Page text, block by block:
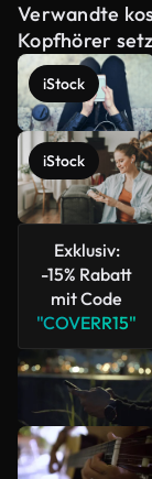
Verwandte
Kopfhörer
iStock
iStock
Exklusiv:
-15% Rabatt
mit Code
"COVERR15"